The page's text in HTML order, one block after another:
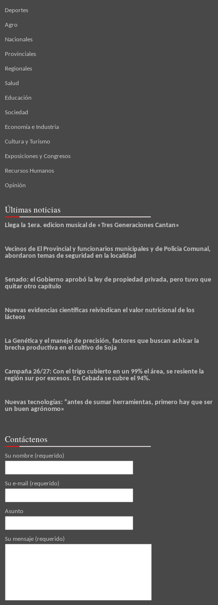
Deportes
Agro
Nacionales
Provinciales
Regionales
Salud
Educación
Sociedad
Economía e Industria
Cultura y Turismo
Exposiciones y Congresos
Recursos Humanos
Opinión
Últimas noticias
Llega la 1era. edicion musical de «Tres Generaciones Cantan»
Vecinos de El Provincial y funcionarios municipales y de Policia Comunal,
abordaron temas de seguridad en la localidad
Senado: el Gobierno aprobó la ley de propiedad privada, pero tuvo que
quitar otro capítulo
Nuevas evidencias científicas reivindican el valor nutricional de los
lácteos
La Genética y el manejo de precisión, factores que buscan achicar la
brecha productiva en el cultivo de Soja
Campaña 26/27: Con el trigo cubierto en un 99% el área, se resiente la
región sur por excesos. En Cebada se cubre el 94%.
Nuevas tecnologías: “antes de sumar herramientas, primero hay que ser
un buen agrónomo»
Contáctenos
Su nombre (requerido)
Su e-mail (requerido)
Asunto
Su mensaje (requerido)